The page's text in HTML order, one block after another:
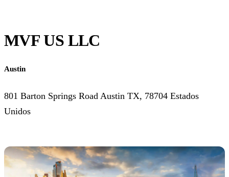
MVF US LLC
Austin
801 Barton Springs Road Austin TX, 78704 Estados
Unidos